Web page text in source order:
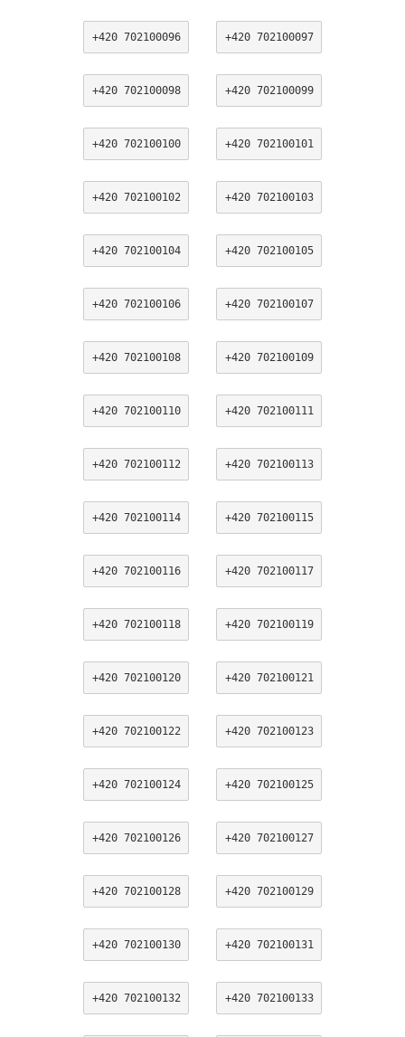
+420 702100096 +420 702100097
+420 702100098 +420 702100099
+420 702100100 +420 702100101
+420 702100102 +420 702100103
+420 702100104 +420 702100105
+420 702100106 +420 702100107
+420 702100108 +420 702100109
+420 702100110 +420 702100111
+420 702100112 +420 702100113
+420 702100114 +420 702100115
+420 702100116 +420 702100117
+420 702100118 +420 702100119
+420 702100120 +420 702100121
+420 702100122 +420 702100123
+420 702100124 +420 702100125
+420 702100126 +420 702100127
+420 702100128 +420 702100129
+420 702100130 +420 702100131
+420 702100132 +420 702100133